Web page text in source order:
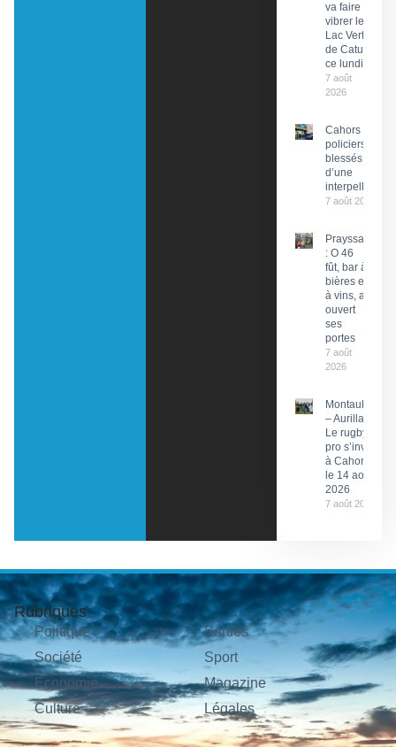
va faire
vibrer le
Lac Vert
de Catus
ce lundi
7 août
2026
Cahors : Des
policiers
blessés lors
d’une
interpellation
7 août 2026
Prayssac
: O 46
fût, bar à
bières et
à vins, a
ouvert
ses
portes
7 août
2026
Montauban
– Aurillac :
Le rugby
pro s’invite
à Cahors
le 14 août
2026
7 août 2026
Rubriques
Politique
Société
Économie
Culture
Sorties
Sport
Magazine
Légales